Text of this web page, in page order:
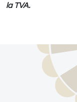
la TVA.